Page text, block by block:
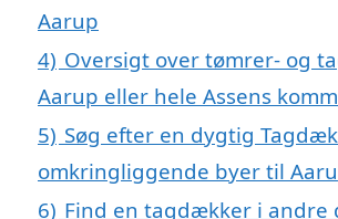
Aarup
4) Oversigt over tømrer- og
Aarup eller hele Assens
5) Søg efter en dygtig
omkringliggende byer til
6) Find en tagdækker i andre